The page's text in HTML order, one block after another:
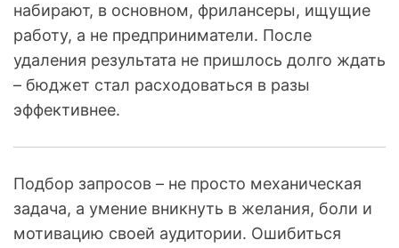
набирают, в основном, фрилансеры, ищущие
работу, а не предприниматели. После
удаления результата не пришлось долго ждать
– бюджет стал расходоваться в разы
эффективнее.
Подбор запросов – не просто механическая
задача, а умение вникнуть в желания, боли и
мотивацию своей аудитории. Ошибиться